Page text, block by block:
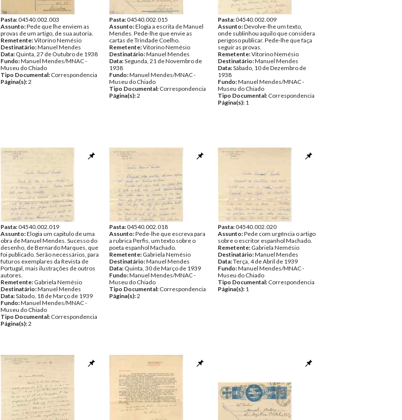
Pasta:04540.002.003
Assunto:Pede que lhe enviem as
provas de um artigo, de sua autoria.
Remetente:Vitorino Nemésio
Destinatário:Manuel Mendes
Data: Quinta, 27 de Outubro de 1938
Fundo:Manuel Mendes/MNAC -
Museu do Chiado
Tipo Documental: Correspondencia
Página(s):2
Pasta:04540.002.015
Assunto:Elogia a escrita de Manuel
Mendes. Pede-lhe que envie as
cartas de Trindade Coelho.
Remetente:Vitorino Nemésio
Destinatário:Manuel Mendes
Data:Segunda, 21 de Novembro de
1938
Fundo:Manuel Mendes/MNAC -
Museu do Chiado
Tipo Documental: Correspondencia
Página(s):2
Pasta:04540.002.009
Assunto:Devolve-lhe um texto,
onde sublinhou aquilo que considera
perigoso publicar. Pede-lhe que faça
seguir as provas.
Remetente:Vitorino Nemésio
Destinatário:Manuel Mendes
Data:Sábado, 10 de Dezembro de
1938
Fundo:Manuel Mendes/MNAC -
Museu do Chiado
Tipo Documental: Correspondencia
Página(s): 1
Pasta:04540.002.019
Assunto:Elogia um capitulo de uma
obra de Manuel Mendes. Sucesso do
desenho, de Bernardo Marques, que
foi publicado. Serão necessários, para
futuros exemplares da Revista de
Portugal, mais ilustrações de outros
autores.
Remetente: Gabriela Nemésio
Destinatário:Manuel Mendes
Data:Sábado, 18 de Março de 1939
Fundo:Manuel Mendes/MNAC -
Museu do Chiado
Tipo Documental: Correspondencia
Página(s):2
Pasta:04540.002.018
Assunto:Pede-lhe que escreva para
a rubrica Perfis, um texto sobre o
poeta espanhol Machado.
Remetente: Gabriela Nemésio
Destinatário:Manuel Mendes
Data: Quinta, 30 de Março de 1939
Fundo:Manuel Mendes/MNAC -
Museu do Chiado
Tipo Documental: Correspondencia
Página(s):2
Pasta:04540.002.020
Assunto:Pede com urgência o artigo
sobre o escritor espanhol Machado.
Remetente: Gabriela Nemésio
Destinatário:Manuel Mendes
Data:Terça, 4 de Abril de 1939
Fundo:Manuel Mendes/MNAC -
Museu do Chiado
Tipo Documental: Correspondencia
Página(s): 1